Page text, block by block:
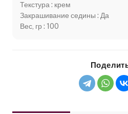
Текстура : крем
Закрашивание седины : Да
Вес, гр : 100